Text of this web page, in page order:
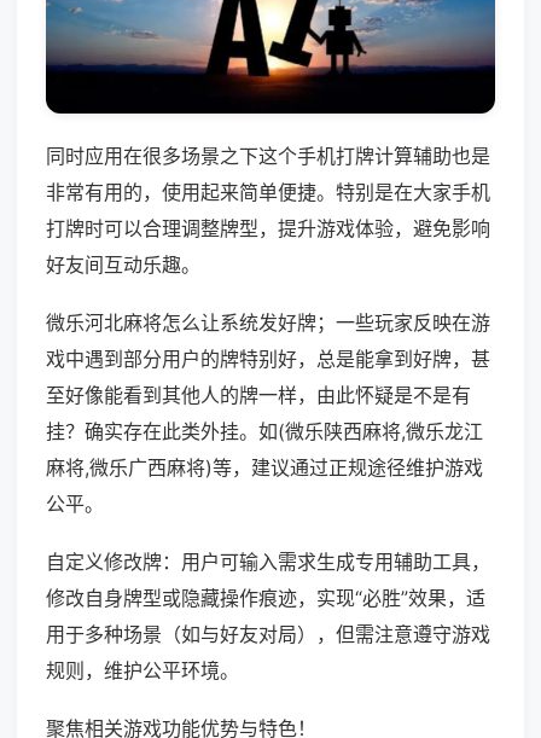
同时应用在很多场景之下这个手机打牌计算辅助也是
非常有用的，使用起来简单便捷。特别是在大家手机
打牌时可以合理调整牌型，提升游戏体验，避免影响
好友间互动乐趣。
微乐河北麻将怎么让系统发好牌；一些玩家反映在游
戏中遇到部分用户的牌特别好，总是能拿到好牌，甚
至好像能看到其他人的牌一样，由此怀疑是不是有
挂？确实存在此类外挂。如(微乐陕西麻将,微乐龙江
麻将,微乐广西麻将)等，建议通过正规途径维护游戏
公平。
自定义修改牌：用户可输入需求生成专用辅助工具，
修改自身牌型或隐藏操作痕迹，实现“必胜”效果，适
用于多种场景（如与好友对局），但需注意遵守游戏
规则，维护公平环境。
聚焦相关游戏功能优势与特色！